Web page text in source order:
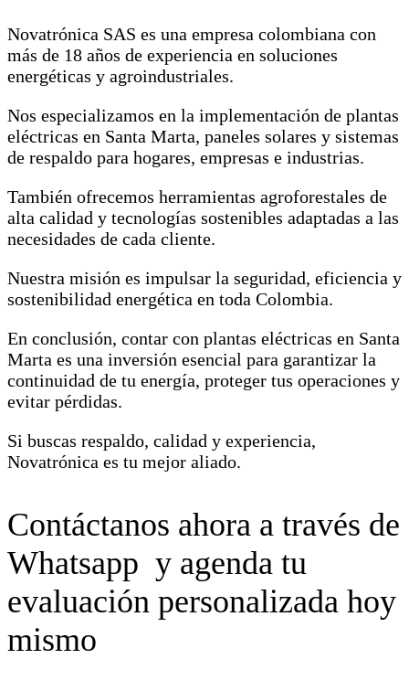
Novatrónica SAS es una empresa colombiana con
más de 18 años de experiencia en soluciones
energéticas y agroindustriales.
Nos especializamos en la implementación de plantas
eléctricas en Santa Marta, paneles solares y sistemas
de respaldo para hogares, empresas e industrias.
También ofrecemos herramientas agroforestales de
alta calidad y tecnologías sostenibles adaptadas a las
necesidades de cada cliente.
Nuestra misión es impulsar la seguridad, eficiencia y
sostenibilidad energética en toda Colombia.
En conclusión, contar con plantas eléctricas en Santa
Marta es una inversión esencial para garantizar la
continuidad de tu energía, proteger tus operaciones y
evitar pérdidas.
Si buscas respaldo, calidad y experiencia,
Novatrónica es tu mejor aliado.
Contáctanos ahora a través de
Whatsapp y agenda tu
evaluación personalizada hoy
mismo